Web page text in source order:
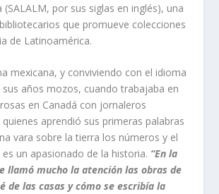
por sus siglas en inglés), una
que promueve colecciones
de Latinoamérica.
mexicana, y conviviendo con el idioma
sus años mozos, cuando trabajaba en
en Canadá con jornaleros
aprendió sus primeras palabras
vara sobre la tierra los números y el
un apasionado de la historia. “En la
llamó mucho la atención las obras de
de las casas y cómo se escribía la